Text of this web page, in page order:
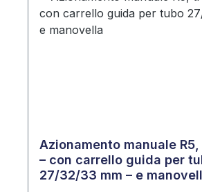
Azionamento manuale
– con carrello guida per
27/32/33 mm – e